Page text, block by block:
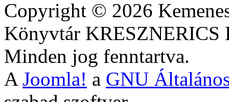
Copyright © 2026
Könyvtár
Minden jog fenntartva.
A Joomla! a GNU